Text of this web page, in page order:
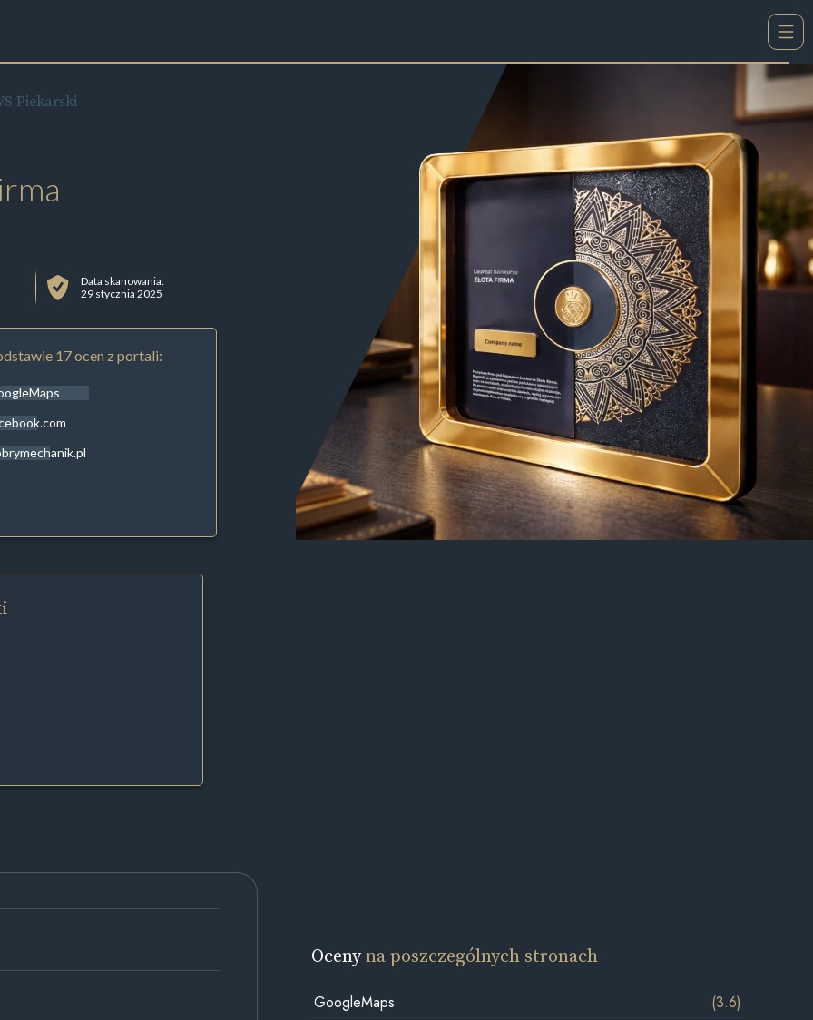
Piekarski
Data skanowania:
29 stycznia 2025
17 ocen z portali:
Ocenyna poszczególnych stronach
GoogleMaps
(3.6)